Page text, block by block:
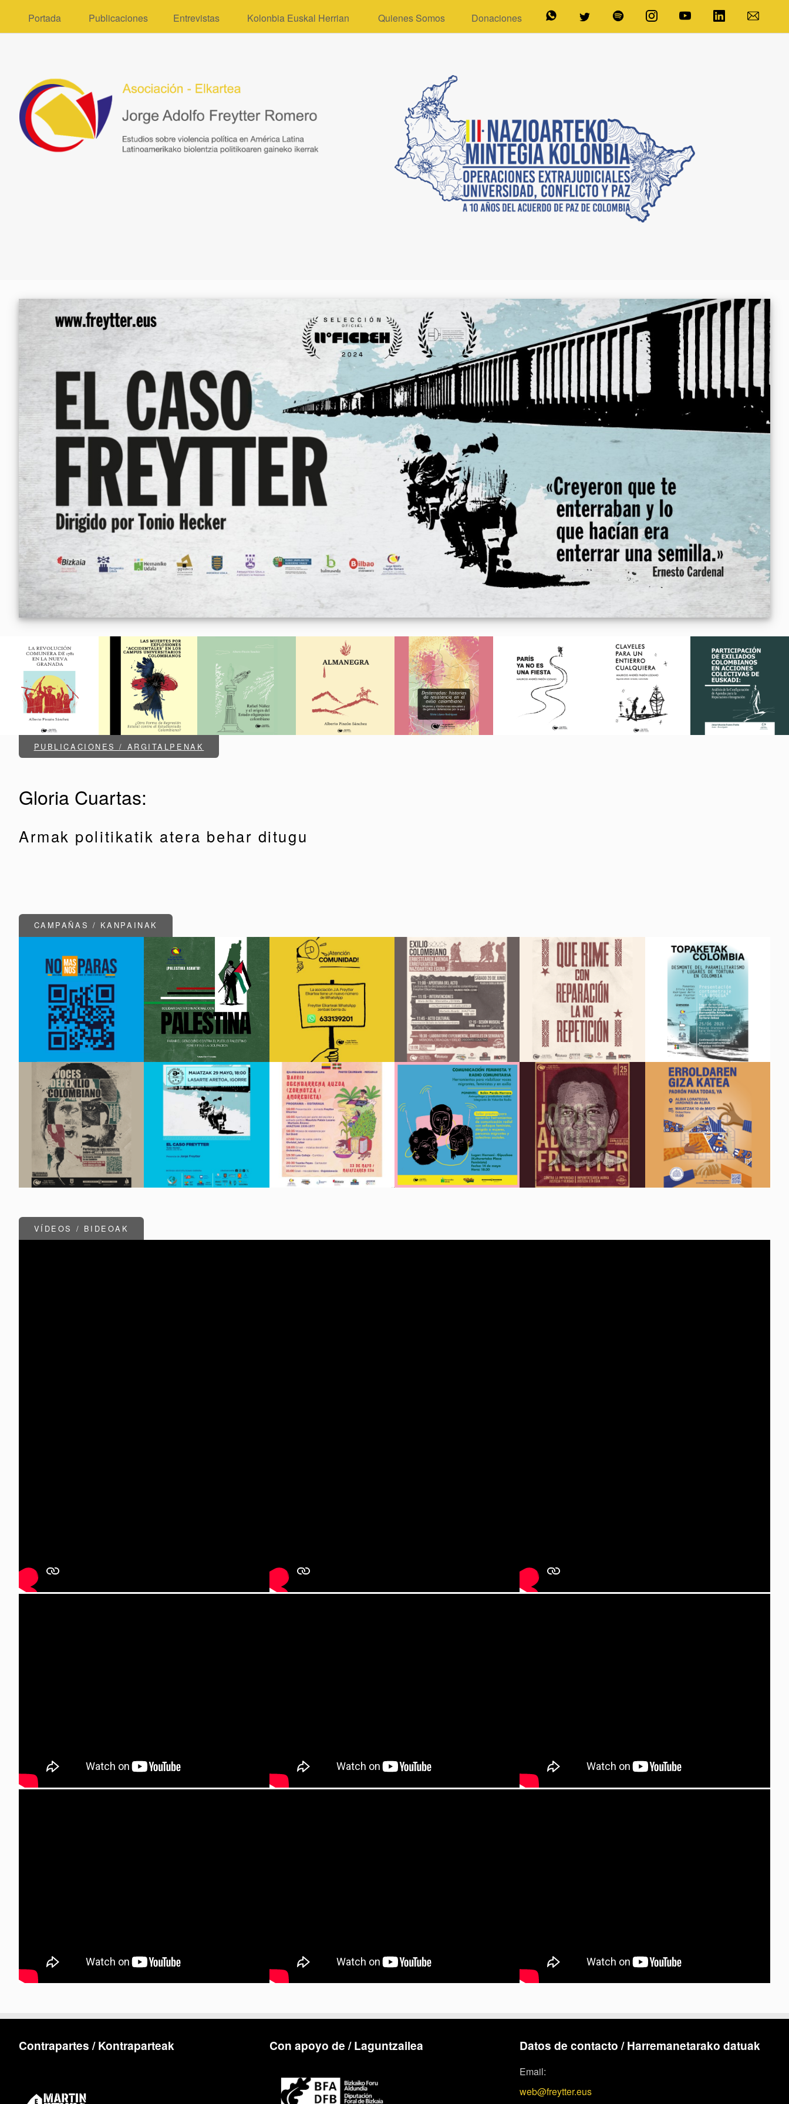
Portada Publicaciones Entrevistas Kolonbia Euskal Herrian Quienes Somos Donaciones
PUBLICACIONES / ARGITALPENAK
Gloria Cuartas:
Armak politikatik atera behar ditugu
CAMPAÑAS / KANPAINAK
VÍDEOS / BIDEOAK
Contrapartes / Kontraparteak Con apoyo de / Laguntzailea Datos de contacto / Harremanetarako datuak
Email:
web@freytter.eus